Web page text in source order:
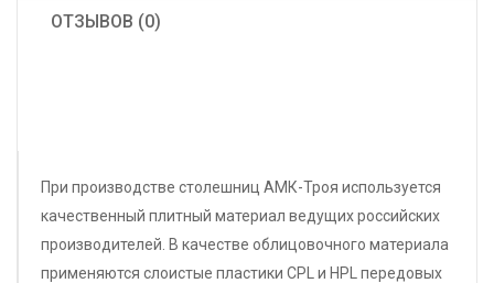
ОТЗЫВОВ (0)
При производстве столешниц АМК-Троя используется
качественный плитный материал ведущих российских
производителей. В качестве облицовочного материала
применяются слоистые пластики CPL и HPL передовых